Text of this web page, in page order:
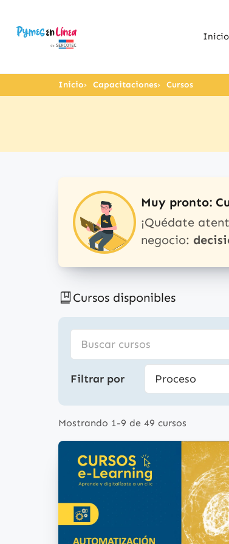
Inicio
Inicio Capacitaciones Cursos
Muy pronto:
¡Quédate
negocio:
Cursos disponibles
Filtrar por
Mostrando 1-9 de 49 cursos